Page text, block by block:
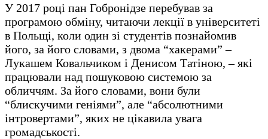
У 2017 році пан Гобронідзе перебував за
програмою обміну, читаючи лекції в університеті
в Польщі, коли один зі студентів познайомив
його, за його словами, з двома “хакерами” –
Лукашем Ковальчиком і Денисом Татіною, – які
працювали над пошуковою системою за
обличчям. За його словами, вони були
“блискучими геніями”, але “абсолютними
інтровертами”, яких не цікавила увага
громадськості.